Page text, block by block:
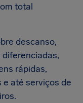
total
descanso,
rápidas,
até serviços de